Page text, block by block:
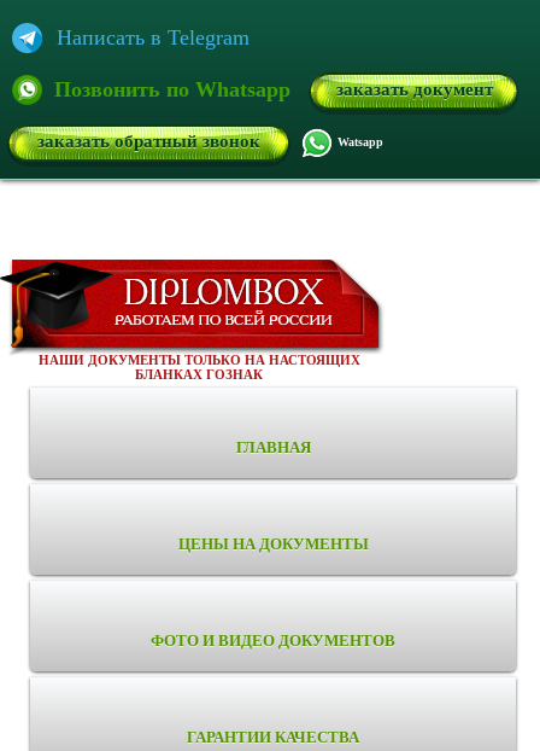
Написать в Telegram
Позвонить по Whatsapp заказать документ
заказать обратный звонок Watsapp
НАШИ ДОКУМЕНТЫ ТОЛЬКО НА НАСТОЯЩИХ
БЛАНКАХ ГОЗНАК
ГЛАВНАЯ
ЦЕНЫ НА ДОКУМЕНТЫ
ФОТО И ВИДЕО ДОКУМЕНТОВ
ГАРАНТИИ КАЧЕСТВА